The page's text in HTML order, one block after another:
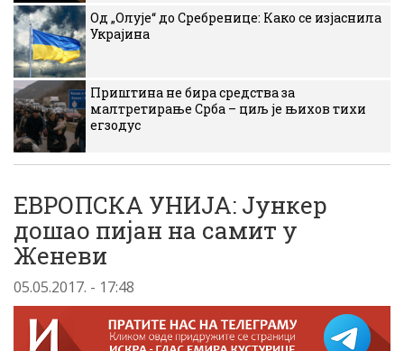
Од „Олује“ до Сребренице: Како се изјаснила
Украјина
Приштина не бира средства за
малтретирање Срба – циљ је њихов тихи
егзодус
ЕВРОПСКА УНИЈА: Jункер
дошао пијан на самит у
Женеви
05.05.2017. - 17:48